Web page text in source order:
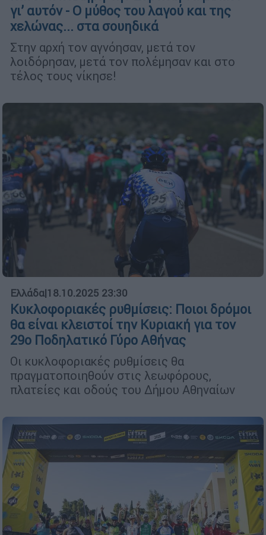
γι’ αυτόν - Ο μύθος του λαγού και της
χελώνας... στα σουηδικά
Στην αρχή τον αγνόησαν, μετά τον
λοιδόρησαν, μετά τον πολέμησαν και στο
τέλος τους νίκησε!
Ελλάδα|18.10.2025 23:30
Κυκλοφοριακές ρυθμίσεις: Ποιοι δρόμοι
θα είναι κλειστοί την Κυριακή για τον
29ο Ποδηλατικό Γύρο Αθήνας
Οι κυκλοφοριακές ρυθμίσεις θα
πραγματοποιηθούν στις λεωφόρους,
πλατείες και οδούς του Δήμου Αθηναίων